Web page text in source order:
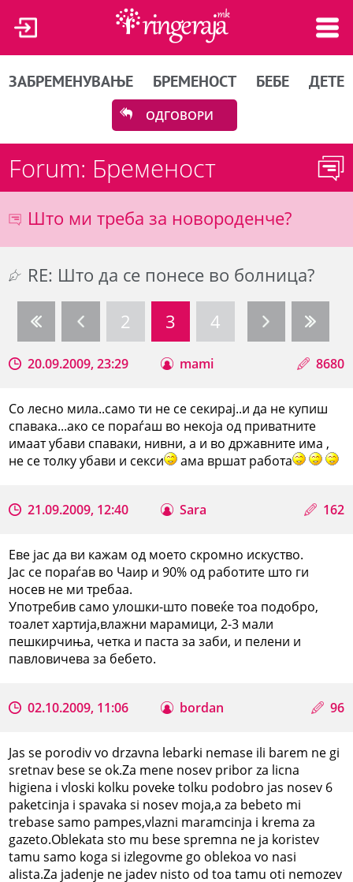
ЗАБРЕМЕНУВАЊЕ БРЕМЕНОСТ БЕБЕ ДЕТЕ
ОДГОВОРИ
Forum: Бременост
Што ми треба за новороденче?
RE: Што да се понесе во болница?
2
3 4
20.09.2009, 23:29 mami 8680
Со лесно мила..само ти не се секирај..и да не купиш
спавака...ако се пораѓаш во некоја од приватните
имаат убави спаваки, нивни, а и во државните има ,
не се толку убави и секси
ама вршат работа
21.09.2009, 12:40 Sara 162
Еве јас да ви кажам од моето скромно искуство.
Јас се пораѓав во Чаир и 90% од работите што ги
носев не ми требаа.
Употребив само улошки-што повеќе тоа подобро,
тоалет хартија,влажни марамици, 2-3 мали
пешкирчиња, четка и паста за заби, и пелени и
павловичева за бебето.
02.10.2009, 11:06 bordan 96
Jas se porodiv vo drzavna lebarki nemase ili barem ne gi
sretnav bese se ok.Za mene nosev pribor za licna
higiena i vloski kolku poveke tolku podobro jas nosev 6
paketcinja i spavaka si nosev moja,a za bebeto mi
trebase samo pampes,vlazni maramcinja i krema za
gazeto.Oblekata sto mu bese spremna ne ja koristev
tamu samo koga si izlegovme go oblekoa vo nasi
alista.Za jadenje ne jadev nisto od toa tamu oti nemozev